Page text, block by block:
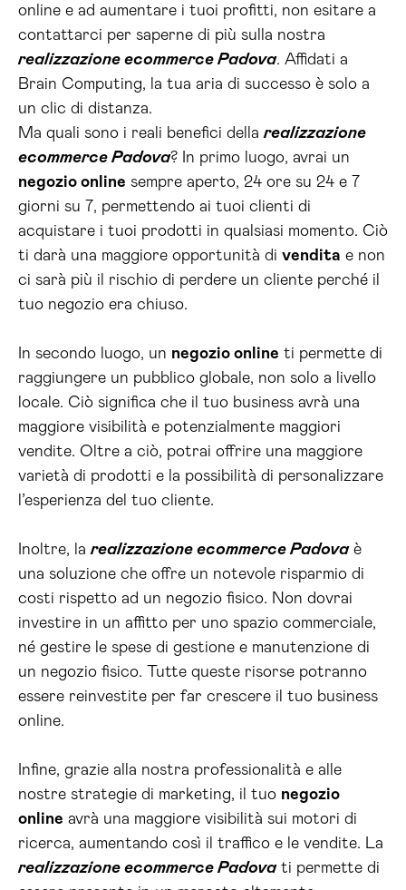
online e ad aumentare i tuoi profitti, non esitare a
contattarci per saperne di più sulla nostra
realizzazione ecommerce Padova. Affidati a
Brain Computing, la tua aria di successo è solo a
un clic di distanza.
Ma quali sono i reali benefici dellarealizzazione
ecommerce Padova? In primo luogo, avrai un
negozio online sempre aperto, 24 ore su 24 e 7
giorni su 7, permettendo ai tuoi clienti di
acquistare i tuoi prodotti in qualsiasi momento. Ciò
ti darà una maggiore opportunità di vendita e non
ci sarà più il rischio di perdere un cliente perché il
tuo negozio era chiuso.
In secondo luogo, un negozio online ti permette di
raggiungere un pubblico globale, non solo a livello
locale. Ciò significa che il tuo business avrà una
maggiore visibilità e potenzialmente maggiori
vendite. Oltre a ciò, potrai offrire una maggiore
varietà di prodotti e la possibilità di personalizzare
l’esperienza del tuo cliente.
Inoltre, larealizzazione ecommerce Padovaè
una soluzione che offre un notevole risparmio di
costi rispetto ad un negozio fisico. Non dovrai
investire in un affitto per uno spazio commerciale,
né gestire le spese di gestione e manutenzione di
un negozio fisico. Tutte queste risorse potranno
essere reinvestite per far crescere il tuo business
online.
Infine, grazie alla nostra professionalità e alle
nostre strategie di marketing, il tuo negozio
online avrà una maggiore visibilità sui motori di
ricerca, aumentando così il traffico e le vendite. La
realizzazione ecommerce Padovati permette di